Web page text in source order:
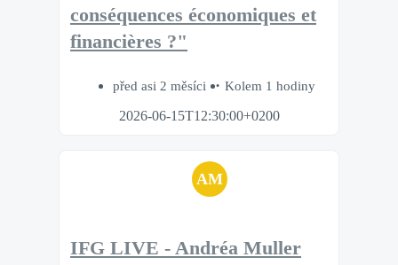
conséquences économiques et
financières ?"
před asi 2 měsíci
Kolem 1 hodiny
2026-06-15T12:30:00+0200
AM
IFG LIVE - Andréa Muller